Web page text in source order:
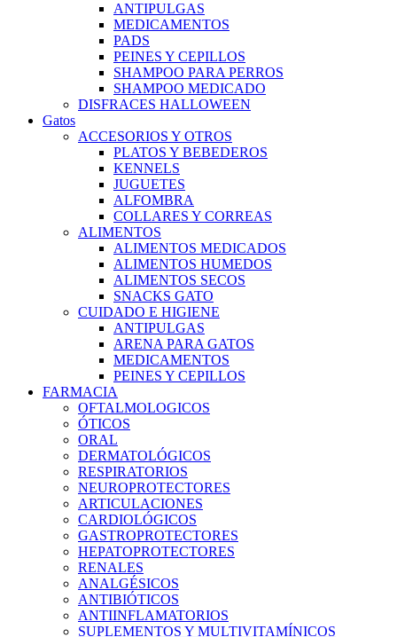
ANTIPULGAS
MEDICAMENTOS
PADS
PEINES Y CEPILLOS
SHAMPOO PARA PERROS
SHAMPOO MEDICADO
DISFRACES HALLOWEEN
Gatos
ACCESORIOS Y OTROS
PLATOS Y BEBEDEROS
KENNELS
JUGUETES
ALFOMBRA
COLLARES Y CORREAS
ALIMENTOS
ALIMENTOS MEDICADOS
ALIMENTOS HUMEDOS
ALIMENTOS SECOS
SNACKS GATO
CUIDADO E HIGIENE
ANTIPULGAS
ARENA PARA GATOS
MEDICAMENTOS
PEINES Y CEPILLOS
FARMACIA
OFTALMOLOGICOS
ÓTICOS
ORAL
DERMATOLÓGICOS
RESPIRATORIOS
NEUROPROTECTORES
ARTICULACIONES
CARDIOLÓGICOS
GASTROPROTECTORES
HEPATOPROTECTORES
RENALES
ANALGÉSICOS
ANTIBIÓTICOS
ANTIINFLAMATORIOS
SUPLEMENTOS Y MULTIVITAMÍNICOS